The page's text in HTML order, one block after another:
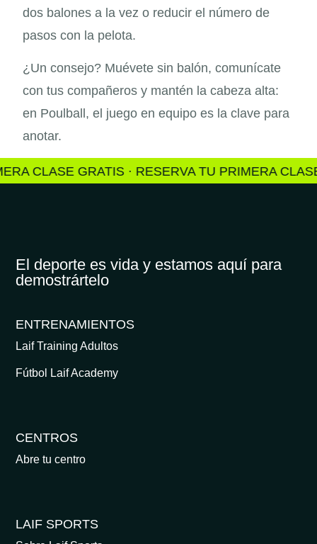
dos balones a la vez o reducir el número de
pasos con la pelota.
¿Un consejo? Muévete sin balón, comunícate
con tus compañeros y mantén la cabeza alta:
en Poulball, el juego en equipo es la clave para
anotar.
CLASE GRATIS · RESERVA TU PRIMERA
El deporte es vida y estamos aquí para
demostrártelo
ENTRENAMIENTOS
Laif Training Adultos
Fútbol Laif Academy
CENTROS
Abre tu centro
LAIF SPORTS